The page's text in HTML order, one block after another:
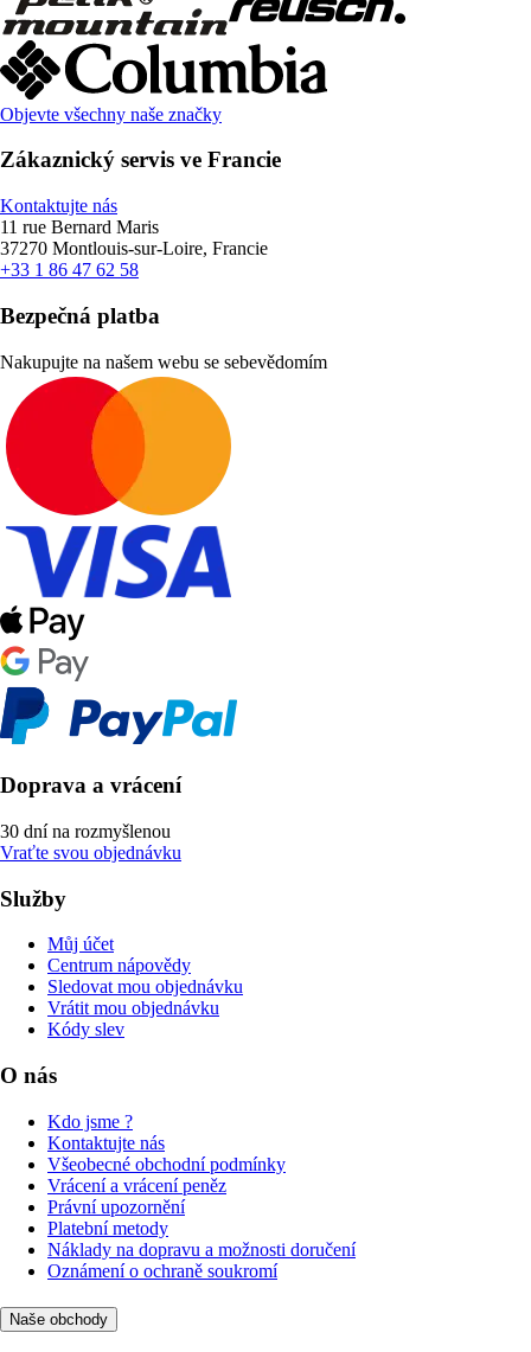
Objevte všechny naše značky
Zákaznický servis ve Francie
Kontaktujte nás
11 rue Bernard Maris
37270 Montlouis-sur-Loire, Francie
+33 1 86 47 62 58
Bezpečná platba
Nakupujte na našem webu se sebevědomím
Doprava a vrácení
30 dní na rozmyšlenou
Vraťte svou objednávku
Služby
Můj účet
Centrum nápovědy
Sledovat mou objednávku
Vrátit mou objednávku
Kódy slev
O nás
Kdo jsme ?
Kontaktujte nás
Všeobecné obchodní podmínky
Vrácení a vrácení peněz
Právní upozornění
Platební metody
Náklady na dopravu a možnosti doručení
Oznámení o ochraně soukromí
Naše obchody